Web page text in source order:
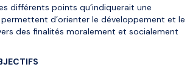
différents points qu’indiquerait une
d’orienter le développement et le
des finalités moralement et socialement